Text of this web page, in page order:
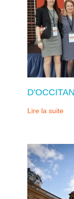
Lire la suite